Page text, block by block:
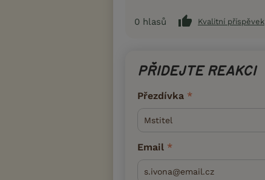
0 hlasů Kvalitní příspěvek
PŘIDEJTE REAKCI
Přezdívka
Email